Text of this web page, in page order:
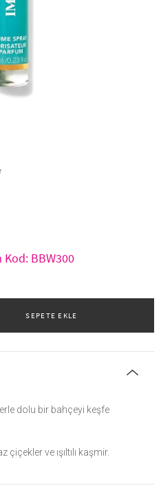
BBW300
dolu bir bahçeyi keşfe
çiçekler ve ışıltılı kaşmir.